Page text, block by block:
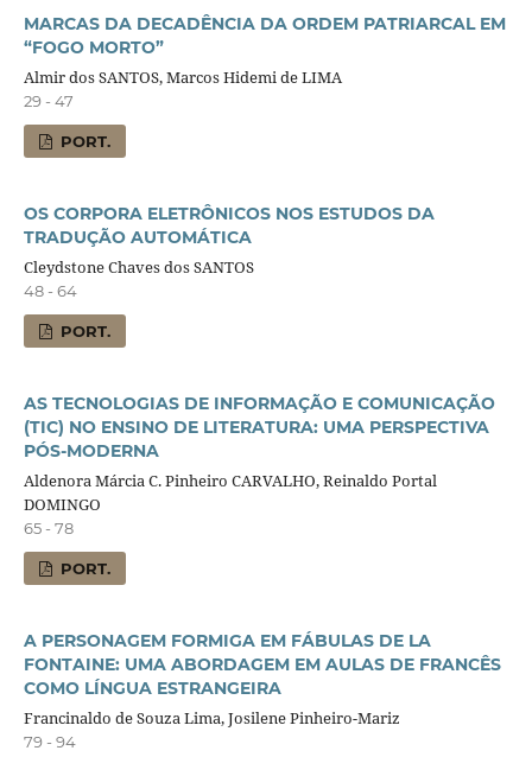
MARCAS DA DECADÊNCIA DA ORDEM PATRIARCAL EM
“FOGO MORTO”
Almir dos SANTOS, Marcos Hidemi de LIMA
29 - 47
PORT.
OS CORPORA ELETRÔNICOS NOS ESTUDOS DA
TRADUÇÃO AUTOMÁTICA
Cleydstone Chaves dos SANTOS
48 - 64
PORT.
AS TECNOLOGIAS DE INFORMAÇÃO E COMUNICAÇÃO
(TIC) NO ENSINO DE LITERATURA: UMA PERSPECTIVA
PÓS-MODERNA
Aldenora Márcia C. Pinheiro CARVALHO, Reinaldo Portal
DOMINGO
65 - 78
PORT.
A PERSONAGEM FORMIGA EM FÁBULAS DE LA
FONTAINE: UMA ABORDAGEM EM AULAS DE FRANCÊS
COMO LÍNGUA ESTRANGEIRA
Francinaldo de Souza Lima, Josilene Pinheiro-Mariz
79 - 94